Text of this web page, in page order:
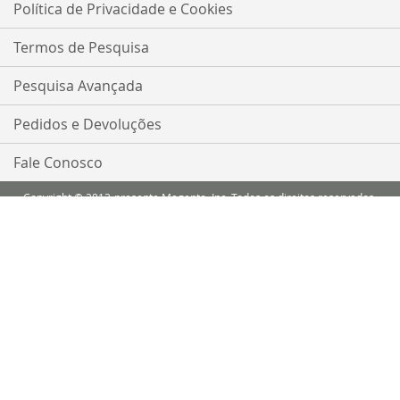
nossa
Política de Privacidade e Cookies
Termos de Pesquisa
Pesquisa Avançada
Pedidos e Devoluções
Fale Conosco
Copyright © 2013-presente Magento, Inc. Todos os direitos reservados.